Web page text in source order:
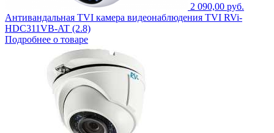
2 090,00 руб.
Антивандальная TVI камера видеонаблюдения TVI RVi-
HDC311VB-AT (2.8)
Подробнее о товаре